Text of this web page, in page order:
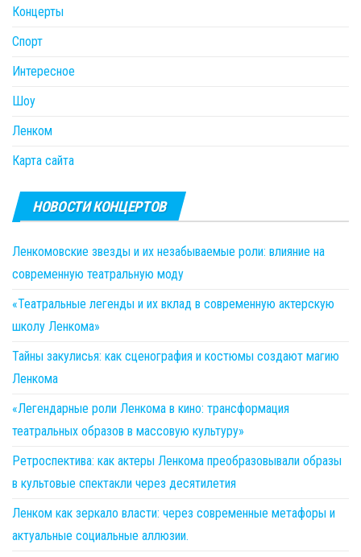
Концерты
Спорт
Интересное
Шоу
Ленком
Карта сайта
НОВОСТИ КОНЦЕРТОВ
Ленкомовские звезды и их незабываемые роли: влияние на
современную театральную моду
«Театральные легенды и их вклад в современную актерскую
школу Ленкома»
Тайны закулисья: как сценография и костюмы создают магию
Ленкома
«Легендарные роли Ленкома в кино: трансформация
театральных образов в массовую культуру»
Ретроспектива: как актеры Ленкома преобразовывали образы
в культовые спектакли через десятилетия
Ленком как зеркало власти: через современные метафоры и
актуальные социальные аллюзии.